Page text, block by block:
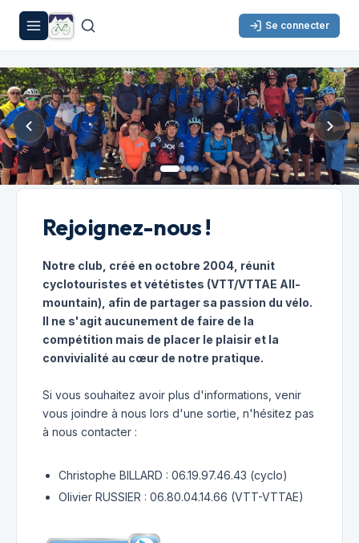
Se connecter
Rejoignez-nous !
Notre club, créé en octobre 2004, réunit
cyclotouristes et vététistes (VTT/VTTAE All-
mountain), afin de partager sa passion du vélo.
Il ne s'agit aucunement de faire de la
compétition mais de placer le plaisir et la
convivialité au cœur de notre pratique.
Si vous souhaitez avoir plus d'informations, venir
vous joindre à nous lors d'une sortie, n'hésitez pas
à nous contacter :
Christophe BILLARD : 06.19.97.46.43 (cyclo)
Olivier RUSSIER : 06.80.04.14.66 (VTT-VTTAE)